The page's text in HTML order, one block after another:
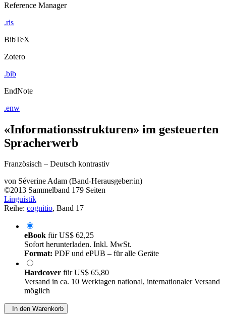
Reference Manager
.ris
BibTeX
Zotero
.bib
EndNote
.enw
«Informationsstrukturen» im gesteuerten
Spracherwerb
Französisch – Deutsch kontrastiv
von Séverine Adam (Band-Herausgeber:in)
©2013 Sammelband 179 Seiten
Linguistik
Reihe: cognitio, Band 17
eBook fürUS$ 62,25
Sofort herunterladen. Inkl. MwSt.
Format: PDF und ePUB – für alle Geräte
Hardcover fürUS$ 65,80
Versand in ca. 10 Werktagen national, internationaler Versand
möglich
In den Warenkorb